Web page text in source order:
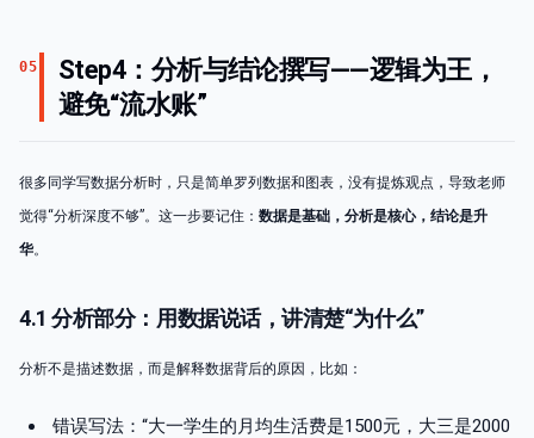
05
Step4：分析与结论撰写——逻辑为王，
避免“流水账”
很多同学写数据分析时，只是简单罗列数据和图表，没有提炼观点，导致老师
觉得“分析深度不够”。这一步要记住： 数据是基础，分析是核心，结论是升
华。
4.1 分析部分：用数据说话，讲清楚“为什么”
分析不是描述数据，而是解释数据背后的原因，比如：
错误写法：“大一学生的月均生活费是1500元，大三是2000